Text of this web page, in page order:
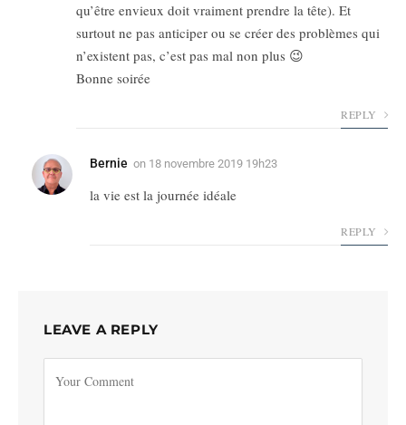
qu’être envieux doit vraiment prendre la tête). Et
surtout ne pas anticiper ou se créer des problèmes qui
n’existent pas, c’est pas mal non plus 😉
Bonne soirée
REPLY
Bernie on 18 novembre 2019 19h23
la vie est la journée idéale
REPLY
LEAVE A REPLY